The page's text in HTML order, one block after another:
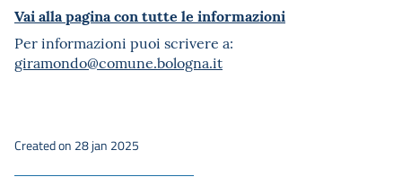
Vai alla pagina con tutte le informazioni
Per informazioni puoi scrivere a:
giramondo@comune.bologna.it
Created on 28 jan 2025